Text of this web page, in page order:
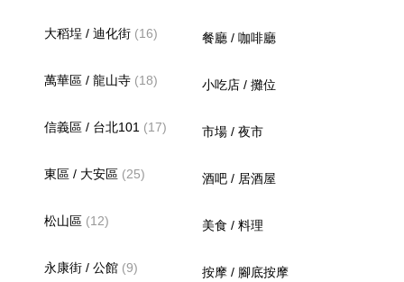
大稻埕 / 迪化街 (16)
萬華區 / 龍山寺 (18)
信義區 / 台北101 (17)
東區 / 大安區 (25)
松山區 (12)
永康街 / 公館 (9)
餐廳 / 咖啡廳
小吃店 / 攤位
市場 / 夜市
酒吧 / 居酒屋
美食 / 料理
按摩 / 腳底按摩